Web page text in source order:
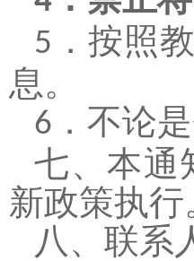
5 ．按照
息。
6 ． 不论
七、本通
新政策执行
八、 联系